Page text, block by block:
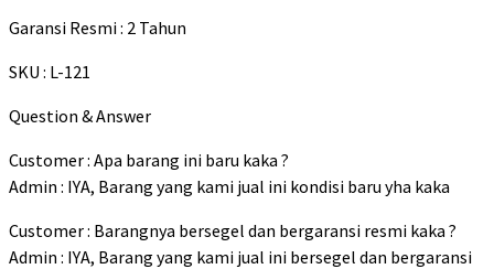
Garansi Resmi : 2 Tahun
SKU : L-121
Question & Answer
Customer : Apa barang ini baru kaka ?
Admin : IYA, Barang yang kami jual ini kondisi baru yha kaka
Customer : Barangnya bersegel dan bergaransi resmi kaka ?
Admin : IYA, Barang yang kami jual ini bersegel dan bergaransi